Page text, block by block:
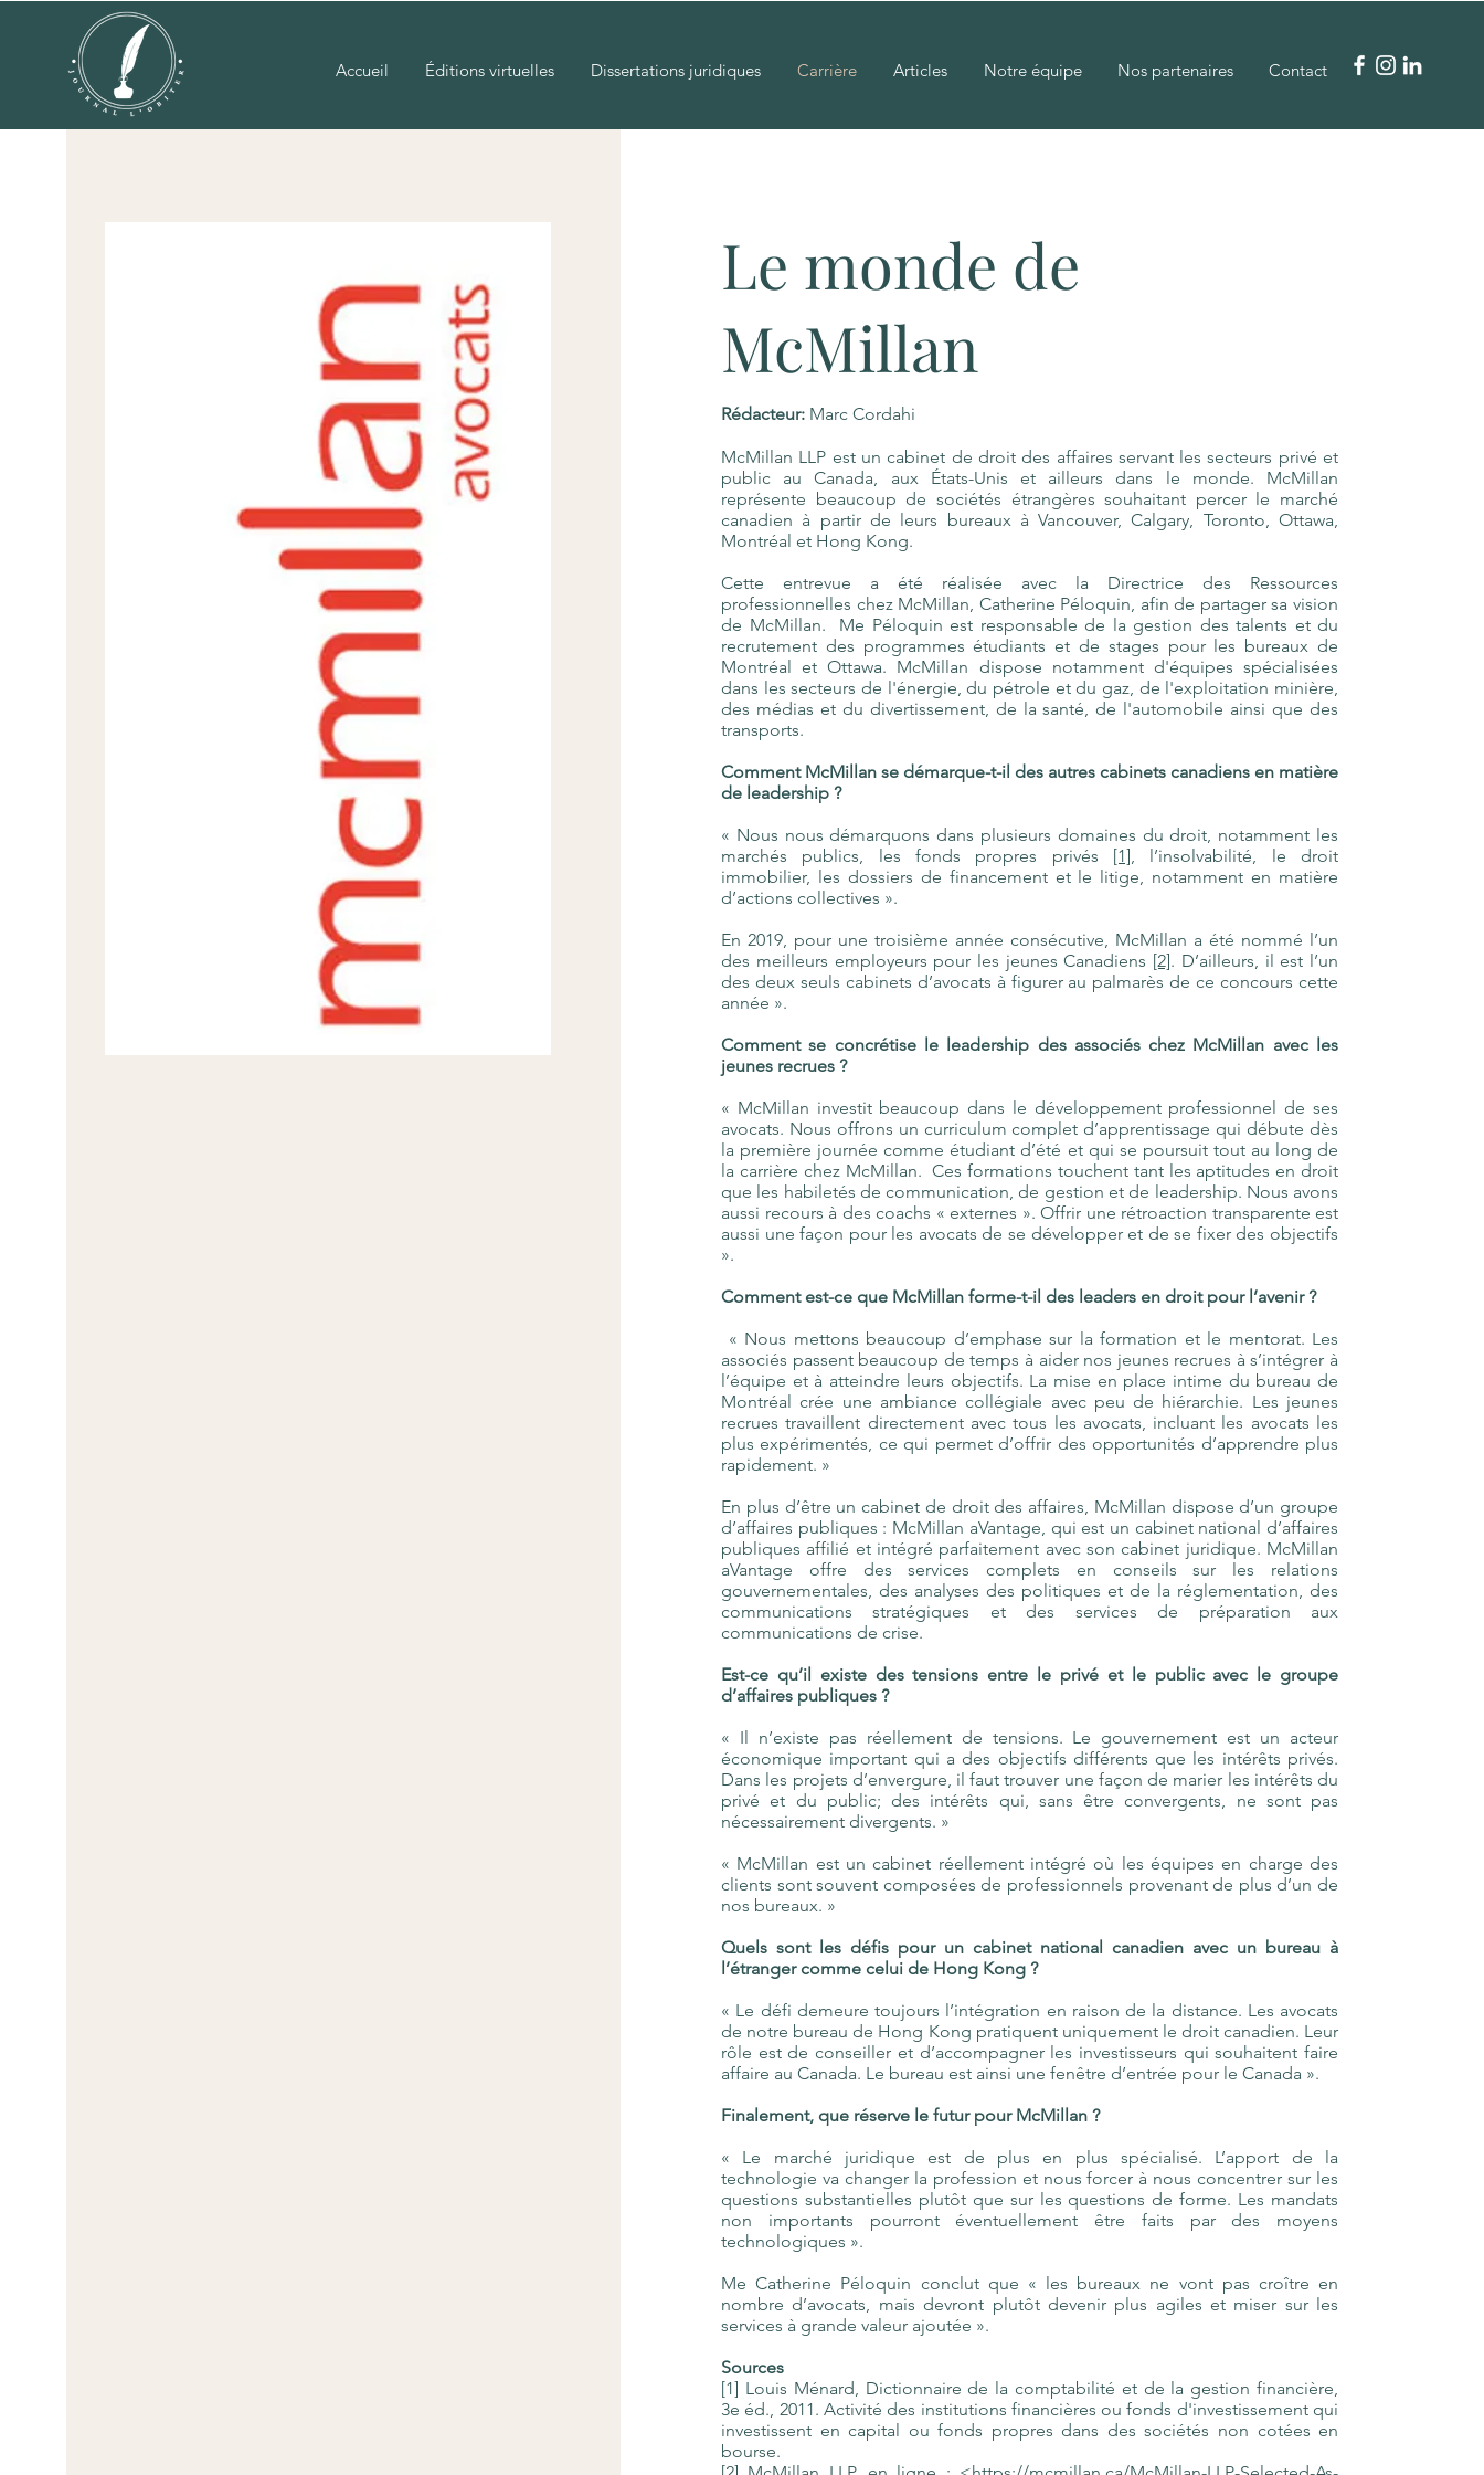
Accueil Éditions virtuelles Dissertations juridiques Carrière Articles Notre équipe Nos partenaires Contact
Le monde de
McMillan
Rédacteur: Marc Cordahi
McMillan LLP est un cabinet de droit des affaires servant les secteurs privé et
public au Canada, aux États-Unis et ailleurs dans le monde. McMillan
représente beaucoup de sociétés étrangères souhaitant percer le marché
canadien à partir de leurs bureaux à Vancouver, Calgary, Toronto, Ottawa,
Montréal et Hong Kong.
Cette entrevue a été réalisée avec la Directrice des Ressources
professionnelles chez McMillan, Catherine Péloquin, afin de partager sa vision
de McMillan. Me Péloquin est responsable de la gestion des talents et du
recrutement des programmes étudiants et de stages pour les bureaux de
Montréal et Ottawa. McMillan dispose notamment d'équipes spécialisées
dans les secteurs de l'énergie, du pétrole et du gaz, de l'exploitation minière,
des médias et du divertissement, de la santé, de l'automobile ainsi que des
transports.
Comment McMillan se démarque-t-il des autres cabinets canadiens en matière
de leadership ?
« Nous nous démarquons dans plusieurs domaines du droit, notamment les
marchés publics, les fonds propres privés [1], l’insolvabilité, le droit
immobilier, les dossiers de financement et le litige, notamment en matière
d’actions collectives ».
En 2019, pour une troisième année consécutive, McMillan a été nommé l’un
des meilleurs employeurs pour les jeunes Canadiens [2]. D’ailleurs, il est l’un
des deux seuls cabinets d’avocats à figurer au palmarès de ce concours cette
année ».
Comment se concrétise le leadership des associés chez McMillan avec les
jeunes recrues ?
« McMillan investit beaucoup dans le développement professionnel de ses
avocats. Nous offrons un curriculum complet d’apprentissage qui débute dès
la première journée comme étudiant d’été et qui se poursuit tout au long de
la carrière chez McMillan. Ces formations touchent tant les aptitudes en droit
que les habiletés de communication, de gestion et de leadership. Nous avons
aussi recours à des coachs « externes ». Offrir une rétroaction transparente est
aussi une façon pour les avocats de se développer et de se fixer des objectifs
».
Comment est-ce que McMillan forme-t-il des leaders en droit pour l’avenir ?
« Nous mettons beaucoup d’emphase sur la formation et le mentorat. Les
associés passent beaucoup de temps à aider nos jeunes recrues à s’intégrer à
l’équipe et à atteindre leurs objectifs. La mise en place intime du bureau de
Montréal crée une ambiance collégiale avec peu de hiérarchie. Les jeunes
recrues travaillent directement avec tous les avocats, incluant les avocats les
plus expérimentés, ce qui permet d’offrir des opportunités d’apprendre plus
rapidement. »
En plus d’être un cabinet de droit des affaires, McMillan dispose d’un groupe
d’affaires publiques : McMillan aVantage, qui est un cabinet national d’affaires
publiques affilié et intégré parfaitement avec son cabinet juridique. McMillan
aVantage offre des services complets en conseils sur les relations
gouvernementales, des analyses des politiques et de la réglementation, des
communications stratégiques et des services de préparation aux
communications de crise.
Est-ce qu’il existe des tensions entre le privé et le public avec le groupe
d’affaires publiques ?
« Il n’existe pas réellement de tensions. Le gouvernement est un acteur
économique important qui a des objectifs différents que les intérêts privés.
Dans les projets d’envergure, il faut trouver une façon de marier les intérêts du
privé et du public; des intérêts qui, sans être convergents, ne sont pas
nécessairement divergents. »
« McMillan est un cabinet réellement intégré où les équipes en charge des
clients sont souvent composées de professionnels provenant de plus d’un de
nos bureaux. »
Quels sont les défis pour un cabinet national canadien avec un bureau à
l’étranger comme celui de Hong Kong ?
« Le défi demeure toujours l’intégration en raison de la distance. Les avocats
de notre bureau de Hong Kong pratiquent uniquement le droit canadien. Leur
rôle est de conseiller et d’accompagner les investisseurs qui souhaitent faire
affaire au Canada. Le bureau est ainsi une fenêtre d’entrée pour le Canada ».
Finalement, que réserve le futur pour McMillan ?
« Le marché juridique est de plus en plus spécialisé. L’apport de la
technologie va changer la profession et nous forcer à nous concentrer sur les
questions substantielles plutôt que sur les questions de forme. Les mandats
non importants pourront éventuellement être faits par des moyens
technologiques ».
Me Catherine Péloquin conclut que « les bureaux ne vont pas croître en
nombre d’avocats, mais devront plutôt devenir plus agiles et miser sur les
services à grande valeur ajoutée ».
Sources
[1] Louis Ménard, Dictionnaire de la comptabilité et de la gestion financière,
3e éd., 2011. Activité des institutions financières ou fonds d'investissement qui
investissent en capital ou fonds propres dans des sociétés non cotées en
bourse.